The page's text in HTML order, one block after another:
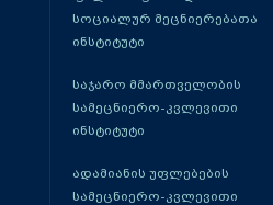
სოციალურ მეცნიერებათა
ინსტიტუტი
საჯარო მმართველობის
სამეცნიერო-კვლევითი
ინსტიტუტი
ადამიანის უფლებების
სამეცნიერო-კვლევითი